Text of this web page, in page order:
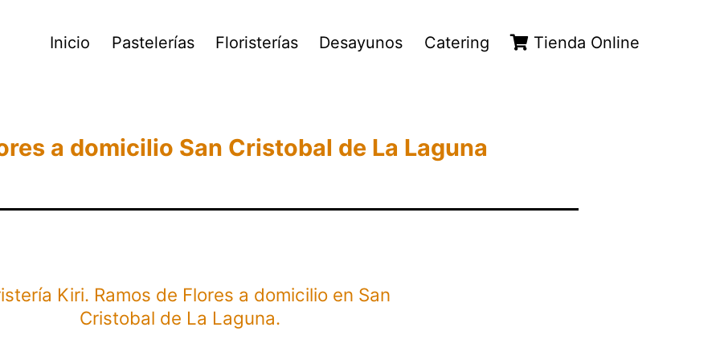
Inicio Pastelerías Floristerías Desayunos Catering Tienda Online
a domicilio San Cristobal de La Laguna
Kiri. Ramos de Flores a domicilio en San
Cristobal de La Laguna.